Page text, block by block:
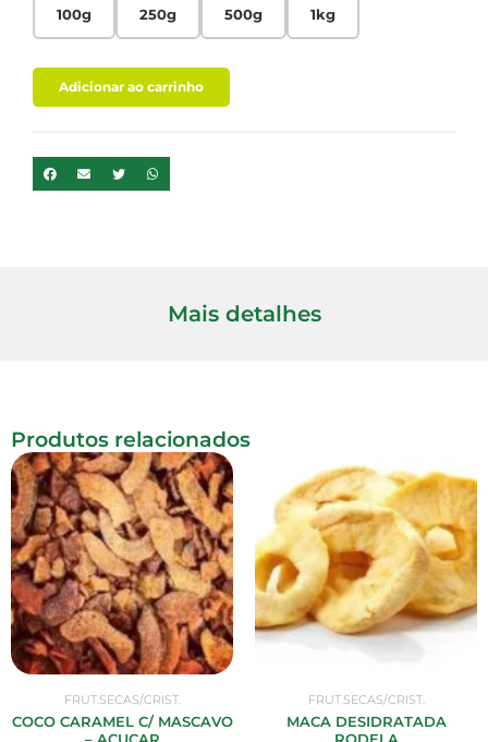
100g 250g 500g 1kg
Adicionar ao carrinho
Mais detalhes
Produtos relacionados
FRUT.SECAS/CRIST.
COCO CARAMEL C/ MASCAVO
FRUT.SECAS/CRIST.
MACA DESIDRATADA